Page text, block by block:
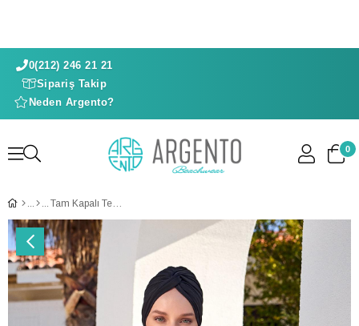
0(212) 246 21 21
Sipariş Takip
Neden Argento?
0
Tam Kapalı Tesettür Takımı
600₺
%15
%5
YAZ ŞANSINI ÇEVİR ☀️
Çarkı Çevir Fırsat Yakala!